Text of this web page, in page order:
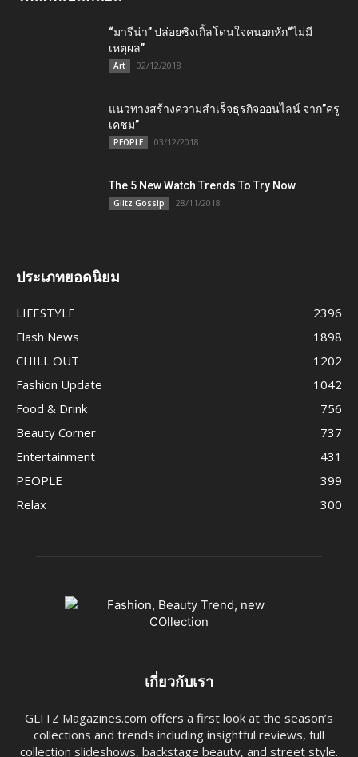
“มารีน่า” ปล่อยซิงเกิ้ลโดนใจคนอกหัก“ไม่มี
เหตุผล”
Art 02/12/2018
แนวทางสร้างความสำเร็จธุรกิจออนไลน์ จาก”ครู
เคชม”
PEOPLE 03/12/2018
The 5 New Watch Trends To Try Now
Glitz Gossip 28/11/2018
ประเภทยอดนิยม
LIFESTYLE
2396
Flash News
1898
CHILL OUT
1202
Fashion Update
1042
Food & Drink
756
Beauty Corner
737
Entertainment
431
PEOPLE
399
Relax
300
เกี่ยวกับเรา
GLITZ Magazines.com offers a first look at the season’s
collections and trends including insightful reviews, full
collection slideshows, backstage beauty, and street style.